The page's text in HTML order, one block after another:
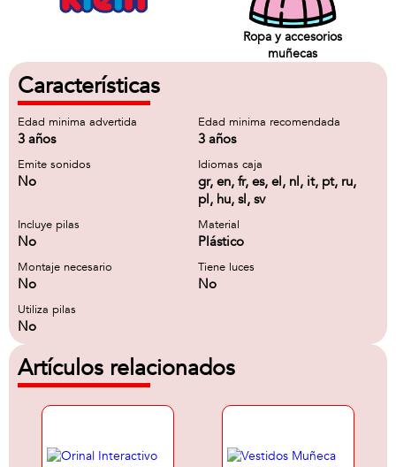
Ropa y accesorios
muñecas
Características
Edad minima advertida
3 años
Edad minima recomendada
3 años
Emite sonidos
No
Idiomas caja
gr, en, fr, es, el, nl, it, pt, ru,
pl, hu, sl, sv
Incluye pilas
No
Material
Plástico
Montaje necesario
No
Tiene luces
No
Utiliza pilas
No
Artículos relacionados